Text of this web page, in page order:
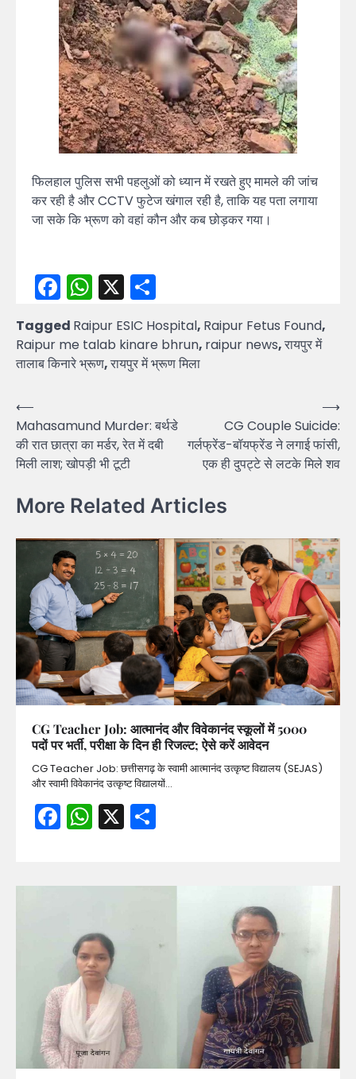
फिलहाल पुलिस सभी पहलुओं को ध्यान में रखते हुए मामले की जांच
कर रही है और CCTV फुटेज खंगाल रही है, ताकि यह पता लगाया
जा सके कि भ्रूण को वहां कौन और कब छोड़कर गया।
Facebook
WhatsApp
X
Tagged Raipur ESIC Hospital, Raipur Fetus Found,
Raipur me talab kinare bhrun, raipur news,रायपुर में
तालाब किनारे भ्रूण,रायपुर में भ्रूण मिला
Post
navigation
⟵
Mahasamund Murder: बर्थडे
की रात छात्रा का मर्डर, रेत में दबी
मिली लाश; खोपड़ी भी टूटी
CG Couple Suicide:
गर्लफ्रेंड-बॉयफ्रेंड ने लगाई फांसी,
एक ही दुपट्टे से लटके मिले शव
⟶
More Related Articles
CG Teacher Job: आत्मानंद और विवेकानंद स्कूलों में 5000
पदों पर भर्ती, परीक्षा के दिन ही रिजल्ट; ऐसे करें आवेदन
CG Teacher Job: छत्तीसगढ़ के स्वामी आत्मानंद उत्कृष्ट विद्यालय (SEJAS)
और स्वामी विवेकानंद उत्कृष्ट विद्यालयों…
Facebook
WhatsApp
X